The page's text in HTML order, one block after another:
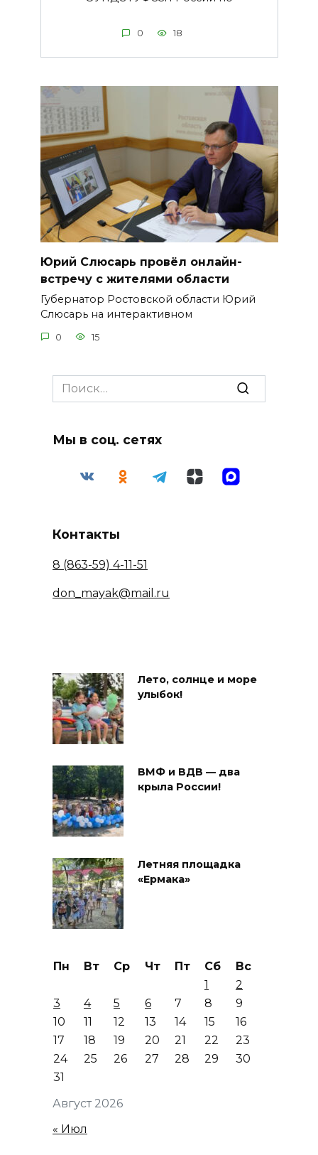
0 18
Юрий Слюсарь провёл онлайн-
встречу с жителями области
Губернатор Ростовской области Юрий
Слюсарь на интерактивном
0 15
Search
for:
Мы в соц. сетях
Контакты
8 (863-59) 4-11-51
don_mayak@mail.ru
Лето, солнце и море
улыбок!
ВМФ и ВДВ — два
крыла России!
Летняя площадка
«Ермака»
Август 2026
Пн Вт Ср Чт Пт Сб
Вс
1
2
3
4 5 6 7 8
9
10
11 12 13 14 15
16
17
18 19 20 21 22
23
24
25 26 27 28 29
30
31
« Июл